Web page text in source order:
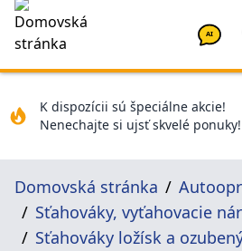
AI
K dispozícii sú špeciálne akcie!
Nenechajte si ujsť skvelé ponuky!
Domovská stránka
Sťahováky, vyťahovacie
Sťahováky ložísk a